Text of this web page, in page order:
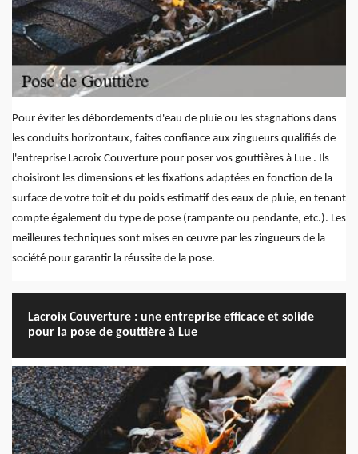
Pour éviter les débordements d'eau de pluie ou les stagnations dans
les conduits horizontaux, faites confiance aux zingueurs qualifiés de
l'entreprise Lacroix Couverture pour poser vos gouttières à Lue . Ils
choisiront les dimensions et les fixations adaptées en fonction de la
surface de votre toit et du poids estimatif des eaux de pluie, en tenant
compte également du type de pose (rampante ou pendante, etc.). Les
meilleures techniques sont mises en œuvre par les zingueurs de la
société pour garantir la réussite de la pose.
Lacroix Couverture : une entreprise efficace et solide
pour la pose de gouttière à Lue